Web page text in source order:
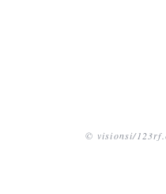
© visionsi/